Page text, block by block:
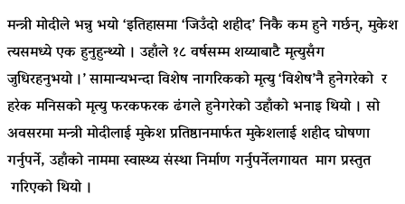
मन्त्री मोदीले भन्नु भयो ‘इतिहासमा ‘जिउँदो शहीद’ निकै कम हुने गर्छन्, मुकेश
त्यसमध्ये एक हुनुहुन्थ्यो । उहाँले १८ वर्षसम्म शय्याबाटै मृत्युसँग
जुधिरहनुभयो।’ सामान्यभन्दा विशेष नागरिकको मृत्यु‘विशेष’नैहुनेगरेको र
हरेक मनिसको मृत्यु फरकफरक ढंगले हुनेगरेको उहाँको भनाइ थियो । सो
अवसरमा मन्त्री मोदीलाई मुकेश प्रतिष्ठानमार्फत मुकेशलाई शहीद घोषणा
गर्नुपर्ने, उहाँको नाममा स्वास्थ्य संस्था निर्माण गर्नुपर्नेलगायत माग प्रस्तुत
गरिएको थियो ।